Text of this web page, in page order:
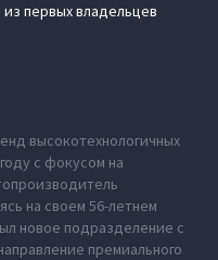
первых владельцев
высокотехнологичных
с фокусом на
на своем 56-летнем
новое подразделение с
премиального